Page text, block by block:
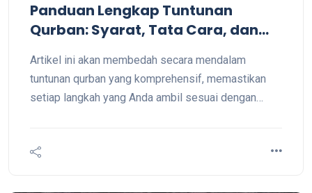
Panduan Lengkap Tuntunan
Qurban: Syarat, Tata Cara, dan
Artikel ini akan membedah secara mendalam
tuntunan qurban yang komprehensif, memastikan
setiap langkah yang Anda ambil sesuai dengan